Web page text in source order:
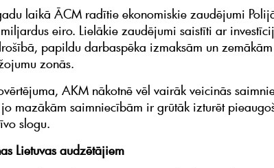
laikā ĀCM radītie ekonomiskie zaudējumi
eiro. Lielākie zaudējumi saistīti ar
papildu darbaspēka izmaksām un
zonās.
AKM nākotnē vēl vairāk veicinās
mazākām saimniecībām ir grūtāk izturēt
slogu.
Lietuvas audzētājiem